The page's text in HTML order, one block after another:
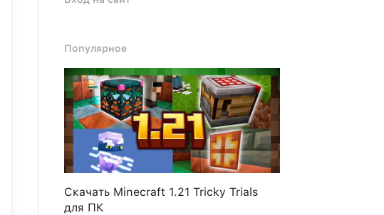
Популярное
Скачать Minecraft 1.21 Tricky Trials
для ПК